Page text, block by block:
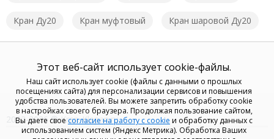
Кран Ду20 Кран муфтовый Кран шаровой Ду20
2023-2026 © Kran-Klapan.ru
Этот веб-сайт использует cookie-файлы.
Наш сайт использует cookie (файлы с данными о прошлых
посещениях сайта) для персонализации сервисов и повышения
удобства пользователей. Вы можете запретить обработку cookie
в настройках своего браузера. Продолжая пользование сайтом,
Вы даете своесогласие на работу с cookie и обработку данных с
использованием систем (Яндекс Метрика). Обработка Ваших